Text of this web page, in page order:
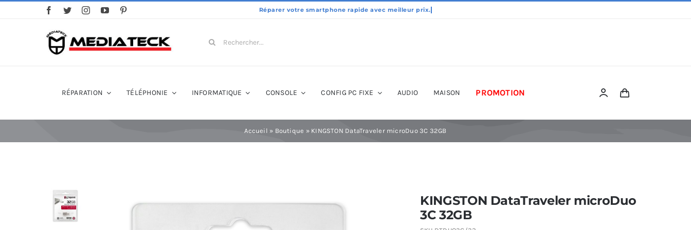
Search
RÉPARATION TÉLÉPHONIE INFORMATIQUE CONSOLE CONFIG PC FIXE AUDIO MAISON PROMOTION
Accueil » Boutique » KINGSTON DataTraveler microDuo 3C 32GB
KINGSTON DataTraveler microDuo
3C 32GB